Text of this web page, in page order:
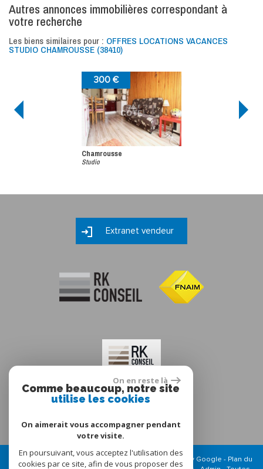
autres annonces immobilières correspondant à
votre recherche
Les biens similaires pour : OFFRES LOCATIONS VACANCES
STUDIO CHAMROUSSE (38410)
300 €
Chamrousse
Studio
Extranet vendeur
© 2026 | Tous droits réservés | Traduction powered by Google - Plan du
On en reste là
Comme beaucoup, notre site
utilise les cookies
On aimerait vous accompagner pendant
votre visite.
En poursuivant, vous acceptez l'utilisation des
cookies par ce site, afin de vous proposer des